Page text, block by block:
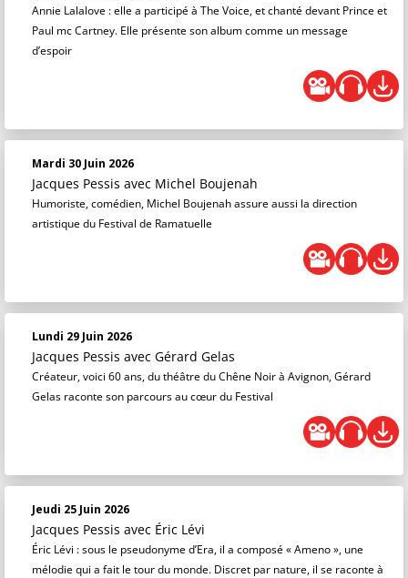
Annie Lalalove : elle a participé à The Voice, et chanté devant Prince et
Paul mc Cartney. Elle présente son album comme un message
d’espoir
Mardi 30 Juin 2026
Jacques Pessis avec Michel Boujenah
Humoriste, comédien, Michel Boujenah assure aussi la direction
artistique du Festival de Ramatuelle
Lundi 29 Juin 2026
Jacques Pessis avec Gérard Gelas
Créateur, voici 60 ans, du théâtre du Chêne Noir à Avignon, Gérard
Gelas raconte son parcours au cœur du Festival
Jeudi 25 Juin 2026
Jacques Pessis avec Éric Lévi
Éric Lévi : sous le pseudonyme d’Era, il a composé « Ameno », une
mélodie qui a fait le tour du monde. Discret par nature, il se raconte à